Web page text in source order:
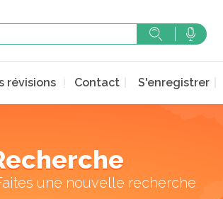
révisions Contact S'enregistrer
une nouvelle recherche